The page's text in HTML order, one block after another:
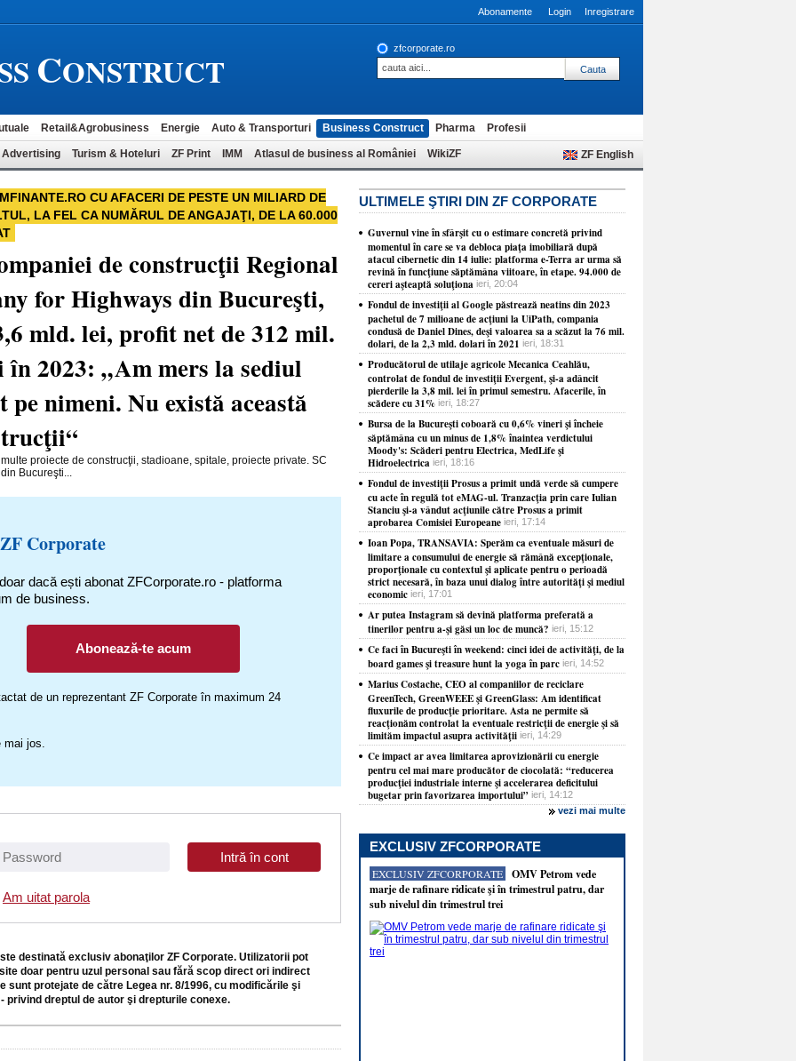
Abonamente Login Inregistrare
CONSTRUCT
zfcorporate.ro
Retail&Agrobusiness Energie Auto & Transporturi Business Construct Pharma Profesii
Advertising Turism & Hoteluri ZF Print IMM Atlasul de business al României WikiZF ZF English
CU AFACERI DE PESTE UN MILIARD DE
LA FEL CA NUMĂRUL DE ANGAJAŢI, DE LA 60.000
de construcţii Regional
for Highways din Bucureşti,
mld. lei, profit net de 312 mil.
în 2023: „Am mers la sediul
nimeni. Nu există această
proiecte de construcţii, stadioane, spitale, proiecte private. SC
Bucureşti...
Corporate
dacă ești abonat ZFCorporate.ro - platforma
de business.
Abonează-te acum
de un reprezentant ZF Corporate în maximum 24
mai jos.
Am uitat parola
destinată exclusiv abonaţilor ZF Corporate. Utilizatorii pot
doar pentru uzul personal sau fără scop direct ori indirect
sunt protejate de către Legea nr. 8/1996, cu modificările şi
privind dreptul de autor şi drepturile conexe.
ULTIMELE ŞTIRI DIN ZF CORPORATE
Guvernul vine în sfârşit cu o estimare concretă privind
momentul în care se va debloca piaţa imobiliară după
atacul cibernetic din 14 iulie: platforma e-Terra ar urma să
revină în funcţiune săptămâna viitoare, în etape. 94.000 de
cereri aşteaptă soluţiona ieri, 20:04
Fondul de investiţii al Google păstrează neatins din 2023
pachetul de 7 milioane de acţiuni la UiPath, compania
condusă de Daniel Dines, deşi valoarea sa a scăzut la 76 mil.
dolari, de la 2,3 mld. dolari în 2021 ieri, 18:31
Producătorul de utilaje agricole Mecanica Ceahlău,
controlat de fondul de investiţii Evergent, şi-a adâncit
pierderile la 3,8 mil. lei în primul semestru. Afacerile, în
scădere cu 31% ieri, 18:27
Bursa de la Bucureşti coboară cu 0,6% vineri şi încheie
săptămâna cu un minus de 1,8% înaintea verdictului
Moody's: Scăderi pentru Electrica, MedLife şi
Hidroelectrica ieri, 18:16
Fondul de investiţii Prosus a primit undă verde să cumpere
cu acte în regulă tot eMAG-ul. Tranzacţia prin care Iulian
Stanciu şi-a vândut acţiunile către Prosus a primit
aprobarea Comisiei Europeane ieri, 17:14
Ioan Popa, TRANSAVIA: Sperăm ca eventuale măsuri de
limitare a consumului de energie să rămână excepţionale,
proporţionale cu contextul şi aplicate pentru o perioadă
strict necesară, în baza unui dialog între autorităţi şi mediul
economic ieri, 17:01
Ar putea Instagram să devină platforma preferată a
tinerilor pentru a-şi găsi un loc de muncă? ieri, 15:12
Ce faci în Bucureşti în weekend: cinci idei de activităţi, de la
board games şi treasure hunt la yoga în parc ieri, 14:52
Marius Costache, CEO al companiilor de reciclare
GreenTech, GreenWEEE şi GreenGlass: Am identificat
fluxurile de producţie prioritare. Asta ne permite să
reacţionăm controlat la eventuale restricţii de energie şi să
limităm impactul asupra activităţii ieri, 14:29
Ce impact ar avea limitarea aprovizionării cu energie
pentru cel mai mare producător de ciocolată: “reducerea
producţiei industriale interne şi accelerarea deficitului
bugetar prin favorizarea importului” ieri, 14:12
vezi mai multe
EXCLUSIV ZFCORPORATE
EXCLUSIV ZFCORPORATE
OMV Petrom vede
marje de rafinare ridicate şi în trimestrul patru, dar
sub nivelul din trimestrul trei